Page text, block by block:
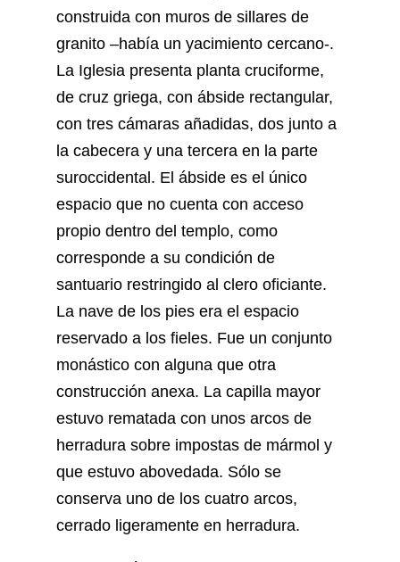
construida con muros de sillares de
granito –había un yacimiento cercano-.
La Iglesia presenta planta cruciforme,
de cruz griega, con ábside rectangular,
con tres cámaras añadidas, dos junto a
la cabecera y una tercera en la parte
suroccidental. El ábside es el único
espacio que no cuenta con acceso
propio dentro del templo, como
corresponde a su condición de
santuario restringido al clero oficiante.
La nave de los pies era el espacio
reservado a los fieles. Fue un conjunto
monástico con alguna que otra
construcción anexa. La capilla mayor
estuvo rematada con unos arcos de
herradura sobre impostas de mármol y
que estuvo abovedada. Sólo se
conserva uno de los cuatro arcos,
cerrado ligeramente en herradura.